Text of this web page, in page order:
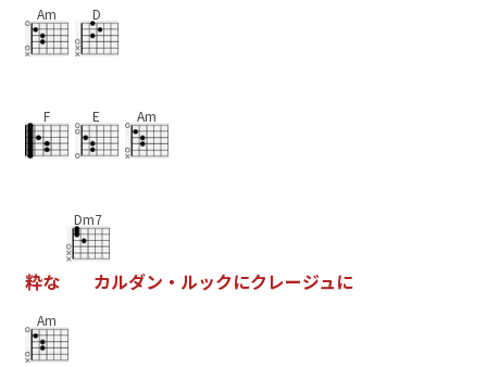
Am D
F E Am
粋な
Dm7
カルダン ・ ルックにクレージュに
Am